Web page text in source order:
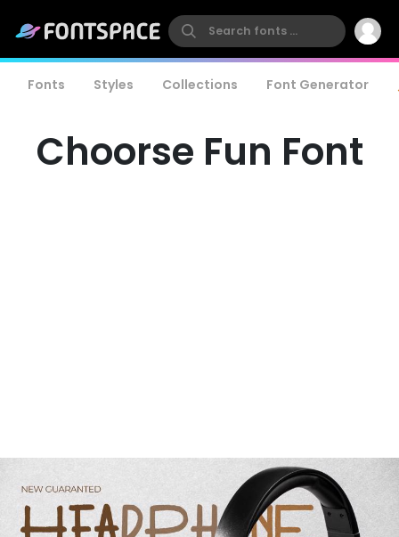
Fonts Styles Collections Font Generator
Choorse Fun Font